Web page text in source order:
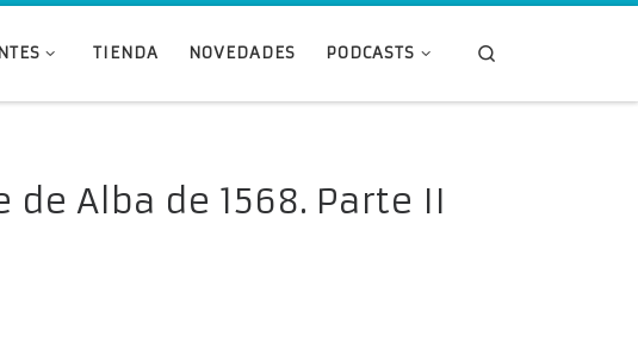
TIENDA NOVEDADES PODCASTS
Alba de 1568. Parte II